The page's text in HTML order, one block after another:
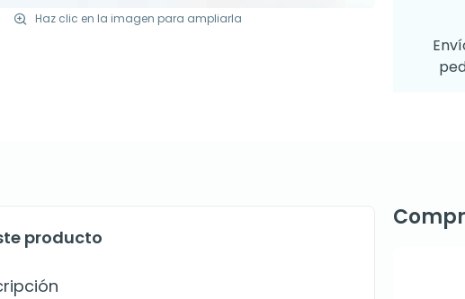
Haz clic en la imagen para ampliarla
producto